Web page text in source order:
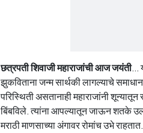
छत्रपती शिवाजी महाराजांची आज जयंती...
झुकविताना जन्म सार्थकी लागल्याचे
परिस्थिती असतानाही महाराजांनी
बिंबविले. त्यांना आपल्यातून जाऊन शतके
मराठी माणसाच्या अंगावर रोमांच उभे